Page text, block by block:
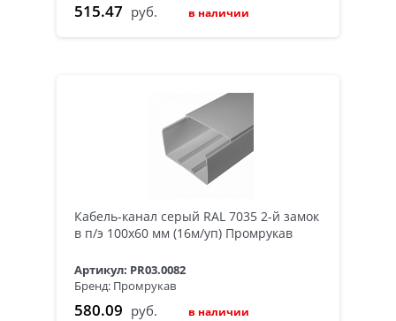
515.47 руб. в наличии
Кабель-канал серый RAL 7035 2-й замок
в п/э 100х60 мм (16м/уп) Промрукав
Артикул: PR03.0082
Бренд: Промрукав
580.09 руб. в наличии